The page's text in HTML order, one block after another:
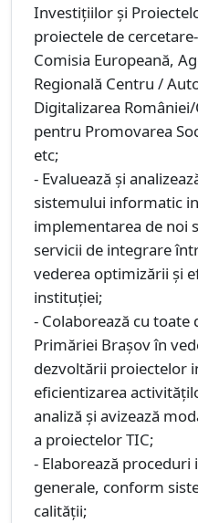
Investițiilor și
proiectele de
Comisia Europeană,
Regională Centru /
Digitalizarea
pentru Promovarea
etc;
- Evaluează şi
sistemului informatic
implementarea de noi
servicii de integrare
vederea optimizării şi
instituţiei;
- Colaborează cu toate
Primăriei Brașov în
dezvoltării proiectelor
eficientizarea
analiză și avizează
a proiectelor TIC;
- Elaborează
generale, conform
calităţii;